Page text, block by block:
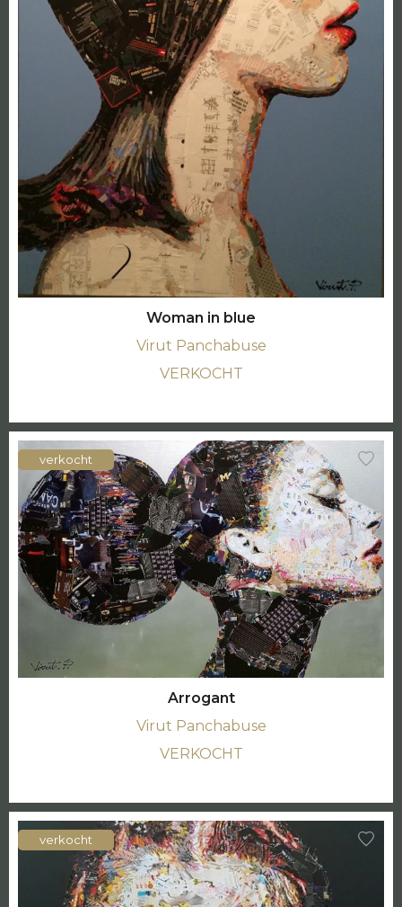
Woman in blue
Virut Panchabuse
VERKOCHT
verkocht
Arrogant
Virut Panchabuse
VERKOCHT
verkocht